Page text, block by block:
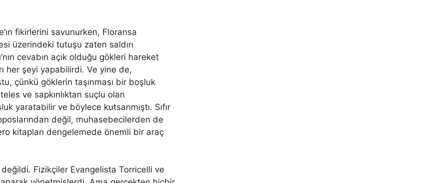
fikirlerini savunurken, Floransa
üzerindeki tutuşu zaten saldırı
cevabın açık olduğu gökleri hareket
her şeyi yapabilirdi. Ve yine de,
çünkü göklerin taşınması bir boşluk
ve sapkınlıktan suçlu olan
yaratabilir ve böylece kutsanmıştı. Sıfır
değil, muhasebecilerden de
kitapları dengelemede önemli bir araç
Fizikçiler Evangelista Torricelli ve